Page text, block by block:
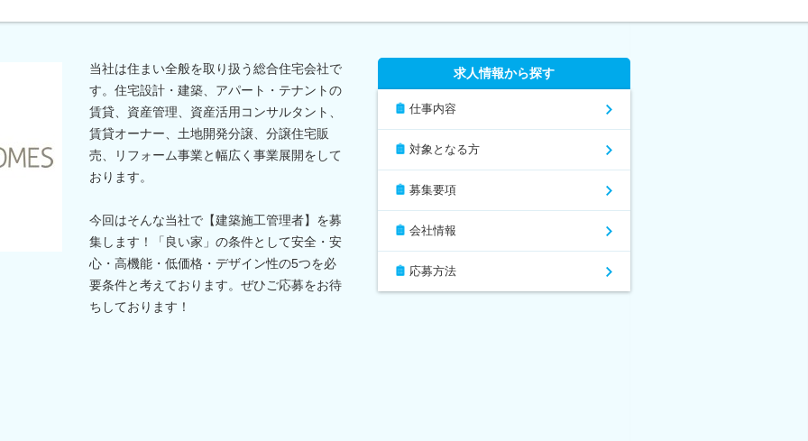
当社は住まい全般を取り扱う総合住宅会社で
す。住宅設計・建築、アパート・テナントの
賃貸、資産管理、資産活用コンサルタント、
賃貸オーナー、土地開発分譲、分譲住宅販
売、リフォーム事業と幅広く事業展開をして
おります。
今回はそんな当社で【建築施工管理者】を募
集します！「良い家」の条件として安全・安
心・高機能・低価格・デザイン性の5つを必
要条件と考えております。ぜひご応募をお待
ちしております！
求人情報から探す
仕事内容
対象となる方
募集要項
会社情報
応募方法